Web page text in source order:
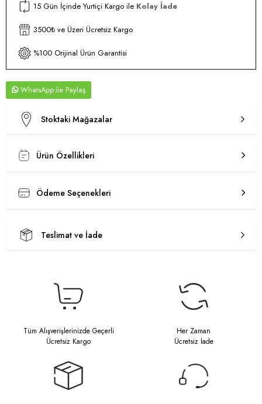
15 Gün İçinde Yurtiçi Kargo ile Kolay İade
3500₺ ve Üzeri Ücretsiz Kargo
%100 Orijinal Ürün Garantisi
WhatsApp
Stoktaki Mağazalar
Ürün Özellikleri
Ödeme Seçenekleri
Teslimat ve İade
Tüm Alışverişlerinizde Geçerli
Ücretsiz Kargo
Her Zaman
Ücretsiz İade